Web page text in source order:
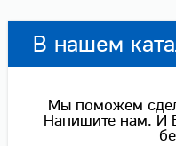
В нашем
Мы поможем
Напишите нам. И